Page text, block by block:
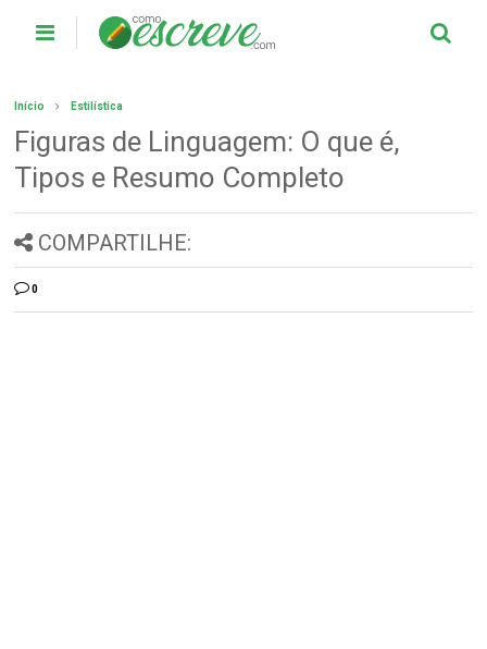
Início Estilística
Figuras de Linguagem: O que é,
Tipos e Resumo Completo
COMPARTILHE:
0